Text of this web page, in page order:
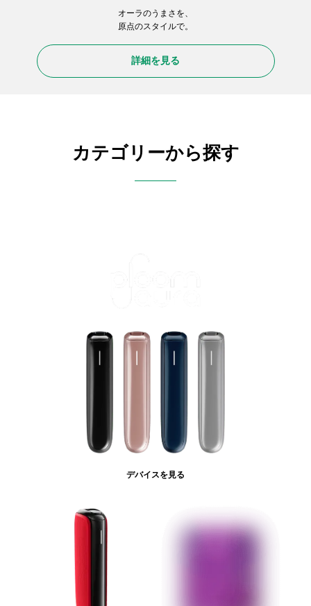
オーラのうまさを、
原点のスタイルで。
詳細を見る
カテゴリーから探す
デバイスを見る